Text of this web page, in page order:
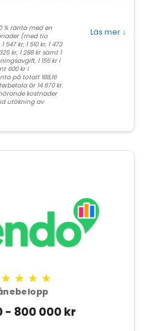
% ränta med en
(med tio
kr, 1 510 kr, 1 473
kr, 1 288 kr samt 1
1 155 kr i
600 kr i
på totalt 188,16
är 14 670 kr.
kostnader
utökning av
Läs mer ↓
- 800 000 kr